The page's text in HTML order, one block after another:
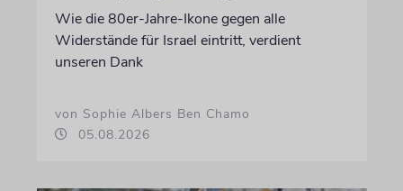
Wie die 80er-Jahre-Ikone gegen alle
Widerstände für Israel eintritt, verdient
unseren Dank
von Sophie Albers Ben Chamo
05.08.2026